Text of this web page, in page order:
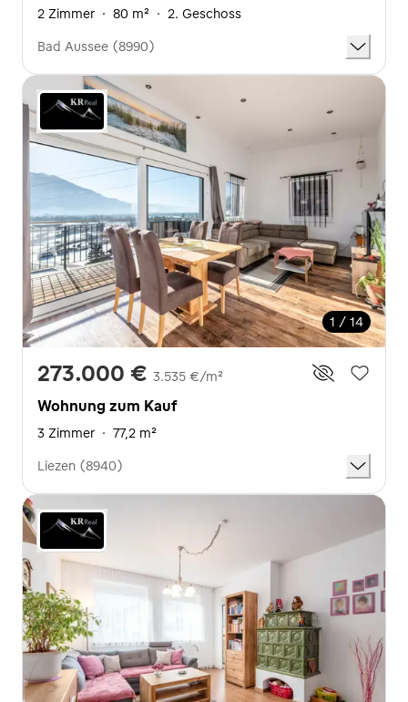
2 Zimmer · 80 m² · 2. Geschoss
Bad Aussee (8990)
1 / 14
273.000 € 3.535 €/m²
Wohnung zum Kauf
3 Zimmer · 77,2 m²
Liezen (8940)